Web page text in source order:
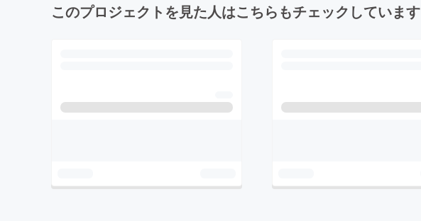
このプロジェクトを見た人はこちらもチェックしています